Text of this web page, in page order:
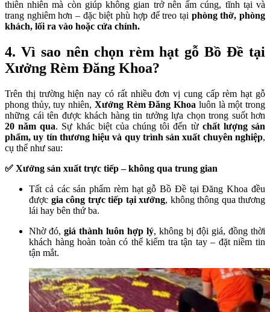
thiên nhiên mà còn giúp không gian trở nên ấm cúng, tĩnh tại và
trang nghiêm hơn – đặc biệt phù hợp để treo tại phòng thờ, phòng
khách, lối ra vào hoặc cửa chính.
4. Vì sao nên chọn rèm hạt gỗ Bồ Đề tại
Xưởng Rèm Đăng Khoa?
Trên thị trường hiện nay có rất nhiều đơn vị cung cấp rèm hạt gỗ
phong thủy, tuy nhiên, Xưởng Rèm Đăng Khoa luôn là một trong
những cái tên được khách hàng tin tưởng lựa chọn trong suốt hơn
20 năm qua. Sự khác biệt của chúng tôi đến từ chất lượng sản
phẩm, uy tín thương hiệu và quy trình sản xuất chuyên nghiệp,
cụ thể như sau:
✅ Xưởng sản xuất trực tiếp – không qua trung gian
Tất cả các sản phẩm rèm hạt gỗ Bồ Đề tại Đăng Khoa đều
được gia công trực tiếp tại xưởng, không thông qua thương
lái hay bên thứ ba.
Nhờ đó, giá thành luôn hợp lý, không bị đội giá, đồng thời
khách hàng hoàn toàn có thể kiểm tra tận tay – đặt niềm tin
tận mắt.